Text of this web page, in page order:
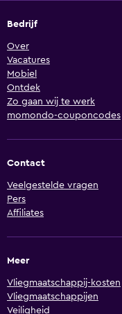
Bedrijf
Over
Vacatures
Mobiel
Ontdek
Zo gaan wij te werk
momondo-couponcodes
Contact
Veelgestelde vragen
Pers
Affiliates
Meer
Vliegmaatschappij-kosten
Vliegmaatschappijen
Veiligheid